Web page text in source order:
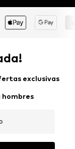
exclusivas
hombres